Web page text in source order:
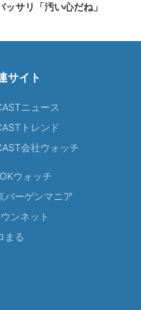
サリ「汚い心だね」
サイト
ニュース
トレンド
会社ウォッチ
ウォッチ
バーゲンマニア
ンネット
まる